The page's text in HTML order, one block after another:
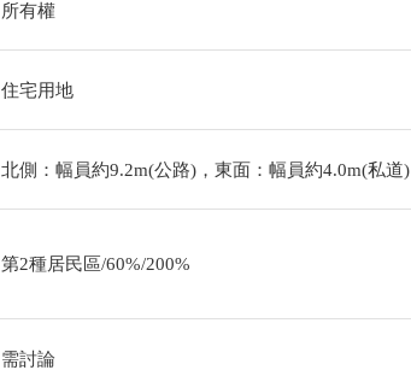
所有權
住宅用地
北側：幅員約9.2m(公路)，東面：幅員約4.0m(私道)
第2種居民區/60%/200%
需討論